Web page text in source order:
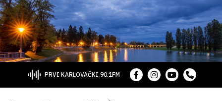
PRVI KARLOVAČKI 90.1FM